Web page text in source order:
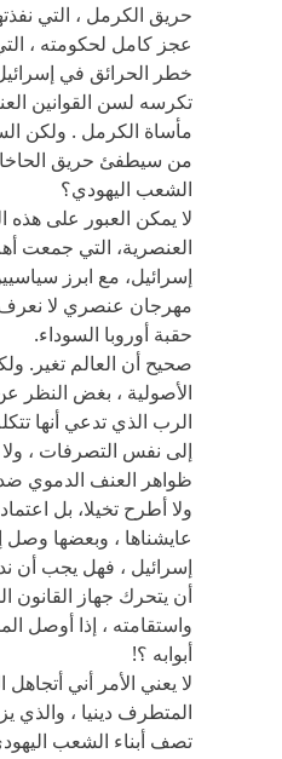
عجز كامل لحكومته ،
خطر الحرائق في
تكرسه لسن القوانين
مأساة الكرمل . ولكن
من سيطفئ حريق
الشعب اليهودي؟
لا يمكن العبور على هذه
العنصرية، التي جمعت
إسرائيل، مع ابرز
مهرجان عنصري لا نعرف
حقبة أوروبا السوداء.
صحيح أن العالم تغير.
الأصولية ، بغض النظر
الرب الذي تدعي أنها
إلى نفس التصرفات ، ولا
ظواهر العنف الدموي
ولا أطرح تخيلا، بل
عايشناها ، وبعضها
إسرائيل ، فهل يجب أن
أن يتحرك جهاز القانون
واستقامته ، إذا أوصل
أبوابه ؟!
لا يعني الأمر أني
المتطرف دينيا ،
تصف أبناء الشعب